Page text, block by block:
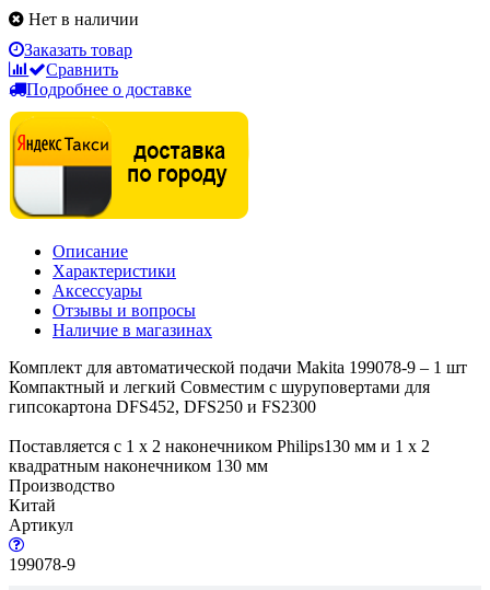
Нет в наличии
Заказать товар
Сравнить
Подробнее о доставке
Описание
Характеристики
Аксессуары
Отзывы и вопросы
Наличие в магазинах
Комплект для автоматической подачи Makita 199078-9 – 1 шт
Компактный и легкий Совместим с шуруповертами для
гипсокартона DFS452, DFS250 и FS2300
Поставляется с 1 х 2 наконечником Philips130 мм и 1 х 2
квадратным наконечником 130 мм
Производство
Китай
Артикул
199078-9